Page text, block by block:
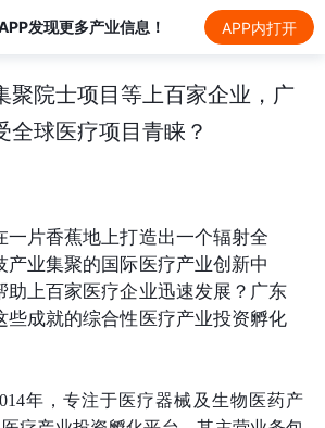
发现更多产业信息！ APP内打开
聚院士项目等上百家企业，广
全球医疗项目青睐？
一片香蕉地上打造出一个辐射全
产业集聚的国际医疗产业创新中
助上百家医疗企业迅速发展？广东
些成就的综合性医疗产业投资孵化
年，专注于医疗器械及生物医药产